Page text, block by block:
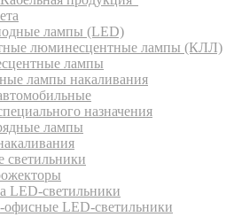
лампы (LED)
люминесцентные лампы (КЛЛ)
лампы
лампы накаливания
назначения
лампы
светильники
LED-светильники
офисные LED-светильники